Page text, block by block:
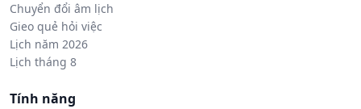
Chuyển đổi âm lịch
Gieo quẻ hỏi việc
Lịch năm 2026
Lịch tháng 8
Tính năng